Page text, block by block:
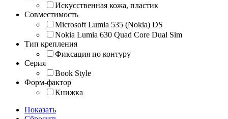
Искусственная кожа, пластик
Совместимость
Microsoft Lumia 535 (Nokia) DS
Nokia Lumia 630 Quad Core Dual Sim
Тип крепления
Фиксация по контуру
Серия
Book Style
Форм-фактор
Книжка
Показать